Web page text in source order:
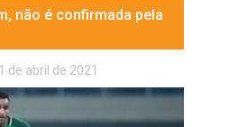
não é confirmada pela
1 de abril de 2021